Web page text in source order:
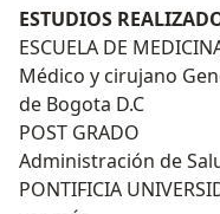
ESTUDIOS
ESCUELA DE
Médico y cirujano
de Bogota D.C
POST GRADO
Administración de
PONTIFICIA